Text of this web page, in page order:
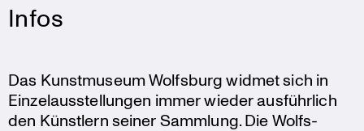
Infos
Das Kunst­mu­seum Wolfsburg widmet sich in
Einzel­aus­stel­lungen immer wieder ausführ­lich
den Künstlern seiner Sammlung. Die Wolfs­